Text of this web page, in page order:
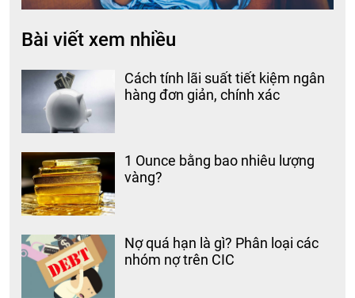
Bài viết xem nhiều
Cách tính lãi suất tiết kiệm ngân
hàng đơn giản, chính xác
1 Ounce bằng bao nhiêu lượng
vàng?
Nợ quá hạn là gì? Phân loại các
nhóm nợ trên CIC